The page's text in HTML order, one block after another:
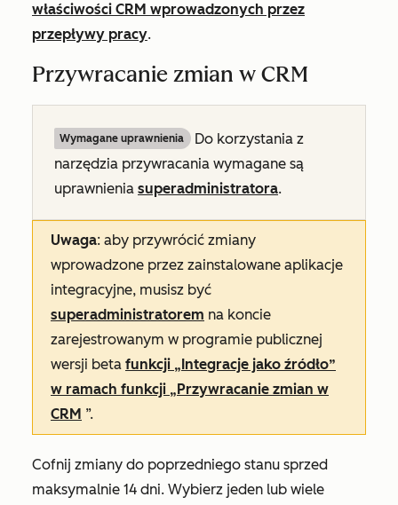
właściwości CRM wprowadzonych przez
przepływy pracy.
Przywracanie zmian w CRM
Wymagane uprawnienia
Do korzystania z
narzędzia przywracania wymagane są
uprawnienia superadministratora.
Uwaga: aby przywrócić zmiany
wprowadzone przez zainstalowane aplikacje
integracyjne, musisz być
superadministratorem na koncie
zarejestrowanym w programie publicznej
wersji beta funkcji „Integracje jako źródło”
w ramach funkcji „Przywracanie zmian w
CRM ”.
Cofnij zmiany do poprzedniego stanu sprzed
maksymalnie 14 dni. Wybierz jeden lub wiele